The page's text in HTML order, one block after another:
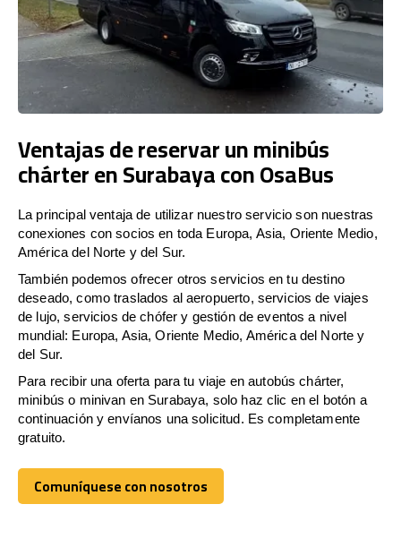
Ventajas de reservar un minibús
chárter en Surabaya con OsaBus
La principal ventaja de utilizar nuestro servicio son nuestras
conexiones con socios en toda Europa, Asia, Oriente Medio,
América del Norte y del Sur.
También podemos ofrecer otros servicios en tu destino
deseado, como traslados al aeropuerto, servicios de viajes
de lujo, servicios de chófer y gestión de eventos a nivel
mundial: Europa, Asia, Oriente Medio, América del Norte y
del Sur.
Para recibir una oferta para tu viaje en autobús chárter,
minibús o minivan en Surabaya, solo haz clic en el botón a
continuación y envíanos una solicitud. Es completamente
gratuito.
Comuníquese con nosotros
Comuníquese con nosotros